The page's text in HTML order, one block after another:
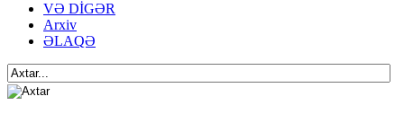
VƏ DİGƏR
Arxiv
ƏLAQƏ